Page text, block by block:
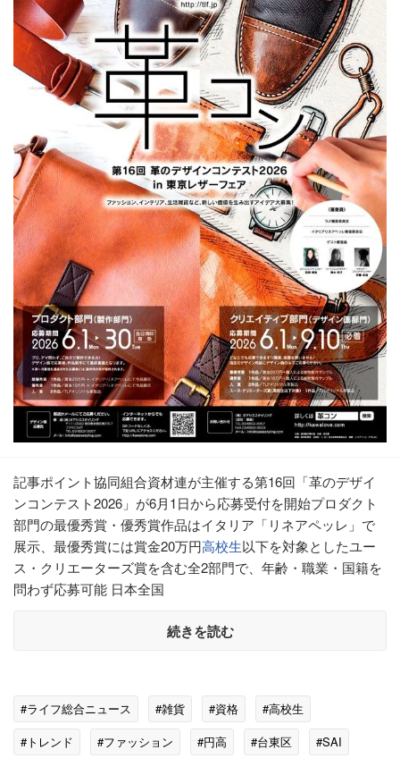
記事ポイント協同組合資材連が主催する第16回「革のデザイ
ンコンテスト2026」が6月1日から応募受付を開始プロダクト
部門の最優秀賞・優秀賞作品はイタリア「リネアペッレ」で
展示、最優秀賞には賞金20万円高校生以下を対象としたユー
ス・クリエーターズ賞を含む全2部門で、年齢・職業・国籍を
問わず応募可能 日本全国
続きを読む
#ライフ総合ニュース #雑貨 #資格
#高校生
#トレンド
#ファッション #円高 #台東区 #SAI